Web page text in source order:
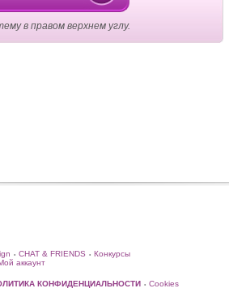
в правом верхнем углу.
• CHAT & FRIENDS • Конкурсы
аккаунт
КОНФИДЕНЦИАЛЬНОСТИ • Cookies